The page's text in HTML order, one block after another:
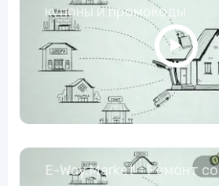
купоны и промокоды
E-Way.Market - Ремонт